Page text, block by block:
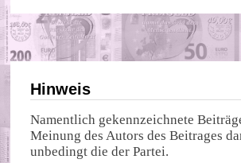
Hinweis
Namentlich gekennzeichnete
Meinung des Autors des Beitrages
unbedingt die der Partei.